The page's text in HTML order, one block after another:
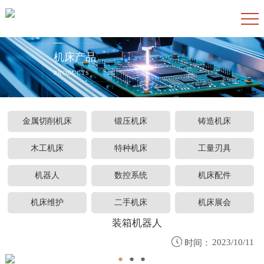
机床产品
PRODUCTS
金属切削机床 锻压机床 铸造机床
木工机床 特种机床 工量刃具
机器人 数控系统 机床配件
机床维护 二手机床 机床展会
装箱机器人
 时间： 2023/10/11
●
● ●